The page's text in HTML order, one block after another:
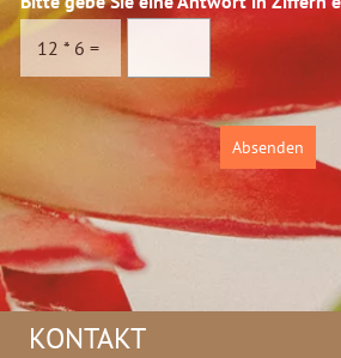
r
e
s
c
u
12 * 6 =
Absenden
KONTAKT